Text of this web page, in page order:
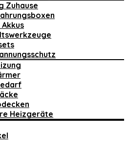
Zuhause
Heizgeräte